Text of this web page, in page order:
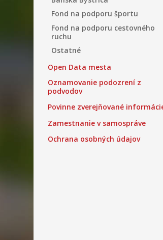
Fond na podporu športu
Fond na podporu cestovného
ruchu
Ostatné
Open Data mesta
Oznamovanie podozrení z
podvodov
Povinne zverejňované
Zamestnanie v samospráve
Ochrana osobných údajov